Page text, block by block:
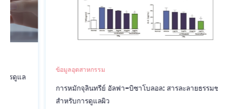
ข้อมูลอุตสาหกรรม
การหมักจุลินทรีย์ อัลฟา-บิซาโบลอล: สารละลายธรรมชาติ
สำหรับการดูแลผิว